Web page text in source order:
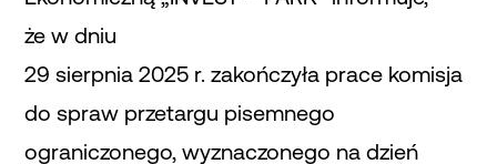
że w dniu
29 sierpnia 2025 r. zakończyła prace komisja
do spraw przetargu pisemnego
ograniczonego, wyznaczonego na dzień